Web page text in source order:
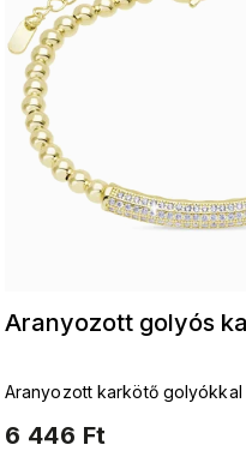
Aranyozott golyós
6 446 Ft
Aranyozott karkötő golyókkal